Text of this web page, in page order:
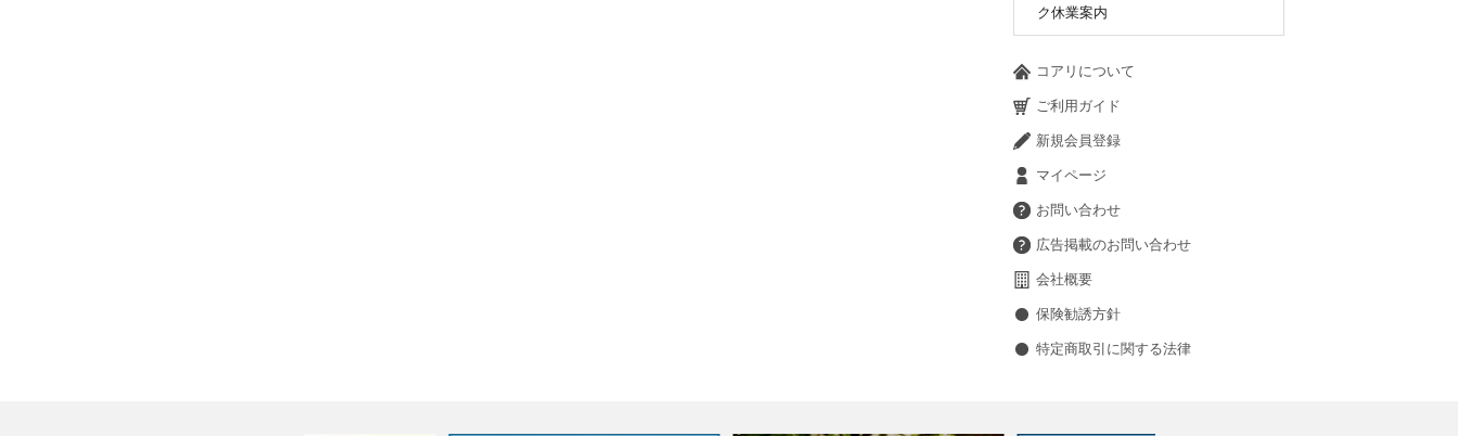
ク休業案内
コアリについて
ご利用ガイド
新規会員登録
マイページ
お問い合わせ
広告掲載のお問い合わせ
会社概要
保険勧誘方針
特定商取引に関する法律